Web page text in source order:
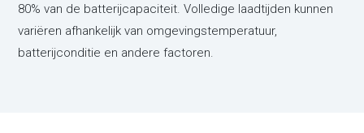
80% van de batterijcapaciteit. Volledige laadtijden kunnen
variëren afhankelijk van omgevingstemperatuur,
batterijconditie en andere factoren.